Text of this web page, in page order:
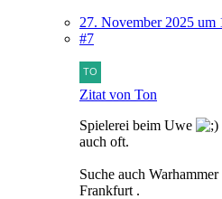
27. November 2025 um
#7
Zitat von Ton
Spielerei beim Uwe
auch oft.
Suche auch
Frankfurt .